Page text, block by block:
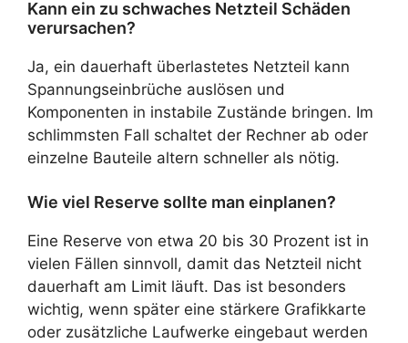
Kann ein zu schwaches Netzteil Schäden
verursachen?
Ja, ein dauerhaft überlastetes Netzteil kann
Spannungseinbrüche auslösen und
Komponenten in instabile Zustände bringen. Im
schlimmsten Fall schaltet der Rechner ab oder
einzelne Bauteile altern schneller als nötig.
Wie viel Reserve sollte man einplanen?
Eine Reserve von etwa 20 bis 30 Prozent ist in
vielen Fällen sinnvoll, damit das Netzteil nicht
dauerhaft am Limit läuft. Das ist besonders
wichtig, wenn später eine stärkere Grafikkarte
oder zusätzliche Laufwerke eingebaut werden